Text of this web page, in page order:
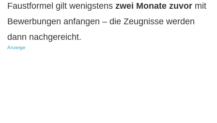
Faustformel gilt wenigstens zwei Monate zuvor mit
Bewerbungen anfangen – die Zeugnisse werden
dann nachgereicht.
Anzeige